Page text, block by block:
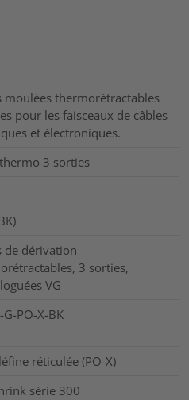
moulées thermorétractables
pour les faisceaux de câbles
et électroniques.
3 sorties
de dérivation
3 sorties,
VG
PO-X-BK
réticulée (PO-X)
série 300